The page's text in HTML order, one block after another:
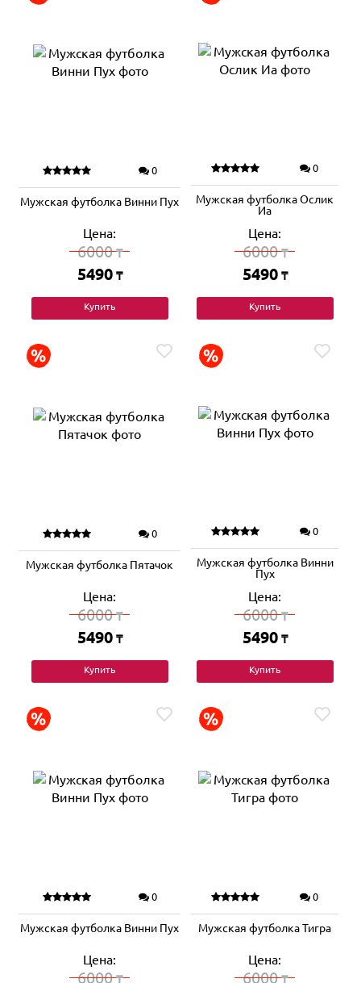
0
Мужская футболка Винни Пух
Цена:
6000₸
5490 ₸
Купить
0
Мужская футболка Ослик
Иа
Цена:
6000₸
5490 ₸
Купить
0
Мужская футболка Пятачок
Цена:
6000₸
5490 ₸
Купить
0
Мужская футболка Винни
Пух
Цена:
6000₸
5490 ₸
Купить
0
Мужская футболка Винни Пух
Цена:
6000₸
0
Мужская футболка Тигра
Цена:
6000₸